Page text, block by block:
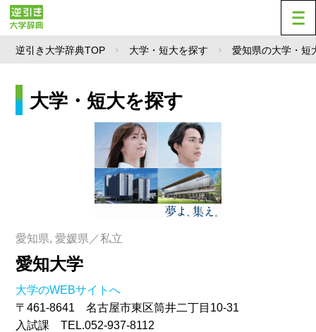
逆引き大学辞典TOP 大学・短大を探す 愛知県の大学・短
大学・短大を探す
愛知県, 愛媛県／私立
愛知大学
大学のWEBサイトへ
〒461-8641 名古屋市東区筒井二丁目10-31
入試課 TEL.052-937-8112